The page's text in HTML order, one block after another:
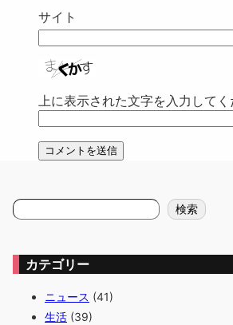
サイト
上に表示された文字を入力してく
検
索
検索
カテゴリー
ニュース (41)
生活 (39)